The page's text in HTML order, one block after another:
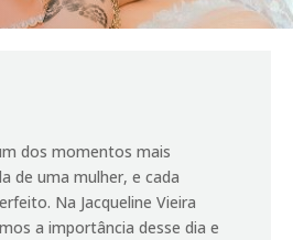
dos momentos mais
de uma mulher, e cada
Na Jacqueline Vieira
a importância desse dia e